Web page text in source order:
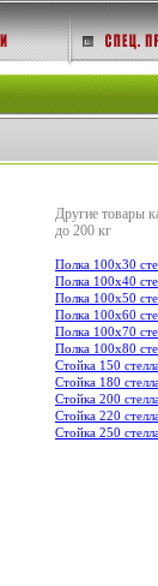
Другие товары
до 200 кг
Полка 100х30
Полка 100х40
Полка 100х50
Полка 100х60
Полка 100х70
Полка 100х80
Стойка 150
Стойка 180
Стойка 200
Стойка 220
Стойка 250